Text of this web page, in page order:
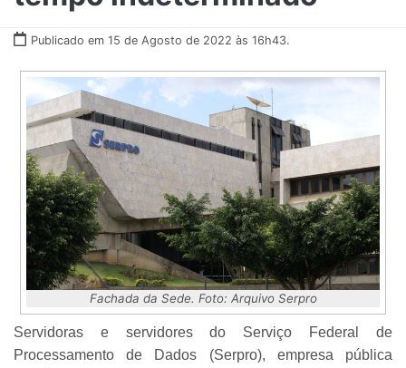
Publicado em 15 de Agosto de 2022 às 16h43.
Fachada da Sede. Foto: Arquivo Serpro
Servidoras e servidores do Serviço Federal de
Processamento de Dados (Serpro), empresa pública